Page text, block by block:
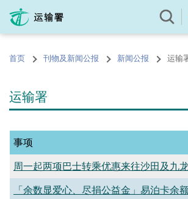
内
的首页 刊物及新闻公报 新闻公报 运输
运输署
事项
周一起两项巴士转乘优惠来往沙田及九
「余数显爱心、尽捐公益金」易泊卡余